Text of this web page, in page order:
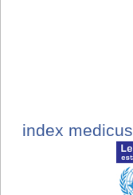
index medicus